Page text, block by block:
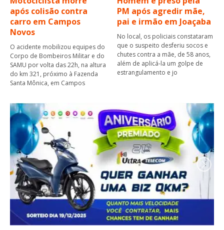
após colisão contra
carro em Campos
Novos
O acidente mobilizou equipes do
Corpo de Bombeiros Militar e do
SAMU por volta das 22h, na altura
do km 321, próximo à Fazenda
Santa Mônica, em Campos
PM após agredir mãe,
pai e irmão em Joaçaba
No local, os policiais constataram
que o suspeito desferiu socos e
chutes contra a mãe, de 58 anos,
além de aplicá-la um golpe de
estrangulamento e jo